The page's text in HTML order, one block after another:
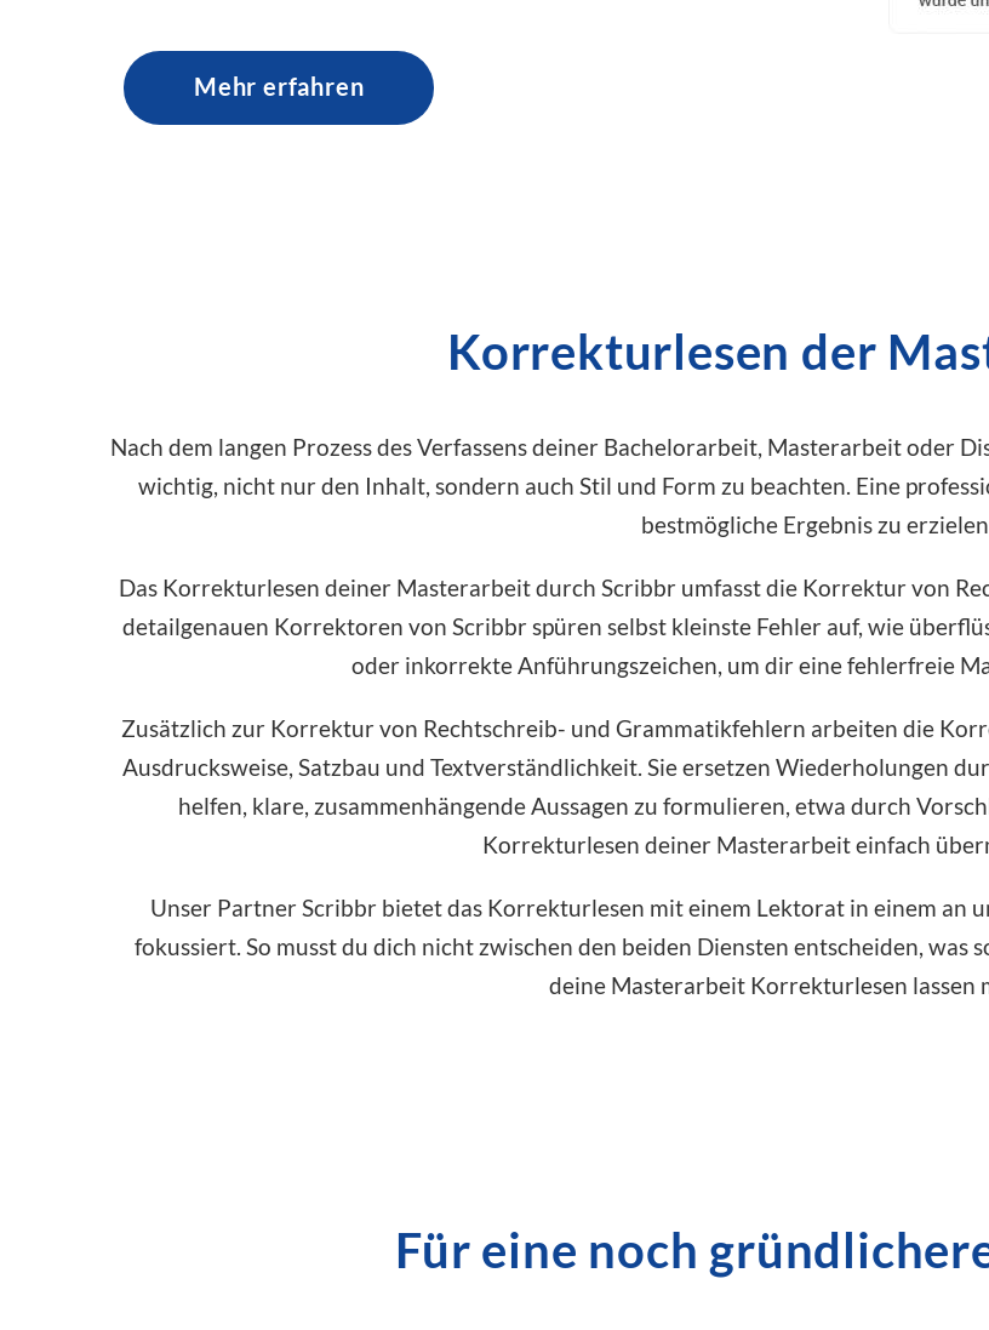
Mehr erfahren
Korrekturlesen der
Nach dem langen Prozess des Verfassens deiner Bachelorarbeit, Masterarbeit oder
wichtig, nicht nur den Inhalt, sondern auch Stil und Form zu beachten. Eine
bestmögliche Ergebnis zu erzielen
Das Korrekturlesen deiner Masterarbeit durch Scribbr umfasst die Korrektur von
detailgenauen Korrektoren von Scribbr spüren selbst kleinste Fehler auf, wie
oder inkorrekte Anführungszeichen, um dir eine fehlerfreie
Zusätzlich zur Korrektur von Rechtschreib- und Grammatikfehlern arbeiten die
Ausdrucksweise, Satzbau und Textverständlichkeit. Sie ersetzen Wiederholungen
helfen, klare, zusammenhängende Aussagen zu formulieren, etwa durch
Korrekturlesen deiner Masterarbeit einfach
Unser Partner Scribbr bietet das Korrekturlesen mit einem Lektorat in einem an
fokussiert. So musst du dich nicht zwischen den beiden Diensten entscheiden, was
deine Masterarbeit Korrekturlesen lassen
Für eine noch